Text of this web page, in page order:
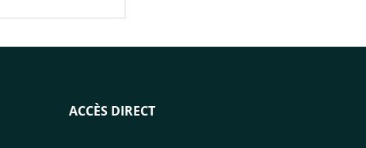
ACCÈS DIRECT